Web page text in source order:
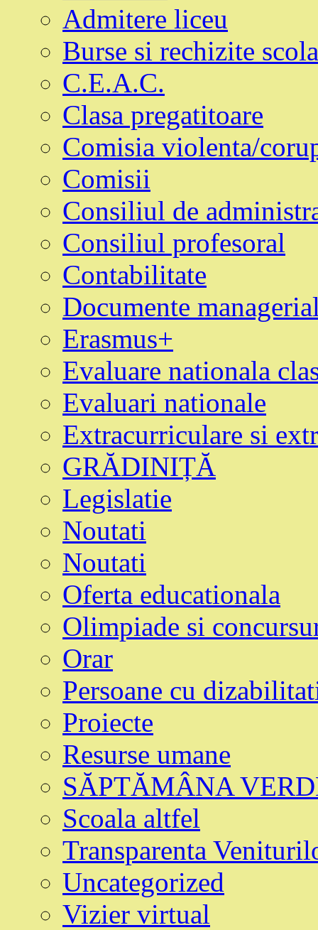
Admitere liceu
Burse si rechizite
C.E.A.C.
Clasa pregatitoare
Comisia violenta/
Comisii
Consiliul de
Consiliul profesoral
Contabilitate
Documente
Erasmus+
Evaluare nationala
Evaluari nationale
Extracurriculare si
GRĂDINIȚĂ
Legislatie
Noutati
Noutati
Oferta educationala
Olimpiade si
Orar
Persoane cu
Proiecte
Resurse umane
SĂPTĂMÂNA
Scoala altfel
Transparenta
Uncategorized
Vizier virtual